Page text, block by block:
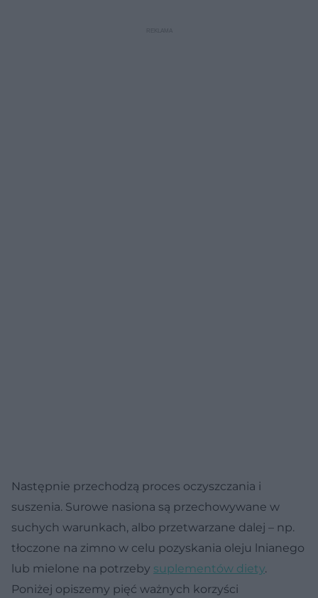
Następnie przechodzą proces oczyszczania i
suszenia. Surowe nasiona są przechowywane w
suchych warunkach, albo przetwarzane dalej – np.
tłoczone na zimno w celu pozyskania oleju lnianego
lub mielone na potrzeby suplementów diety.
Poniżej opiszemy pięć ważnych korzyści